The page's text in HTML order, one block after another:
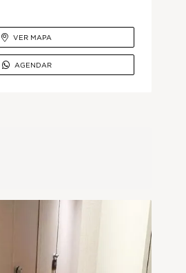
 VER MAPA
 AGENDAR